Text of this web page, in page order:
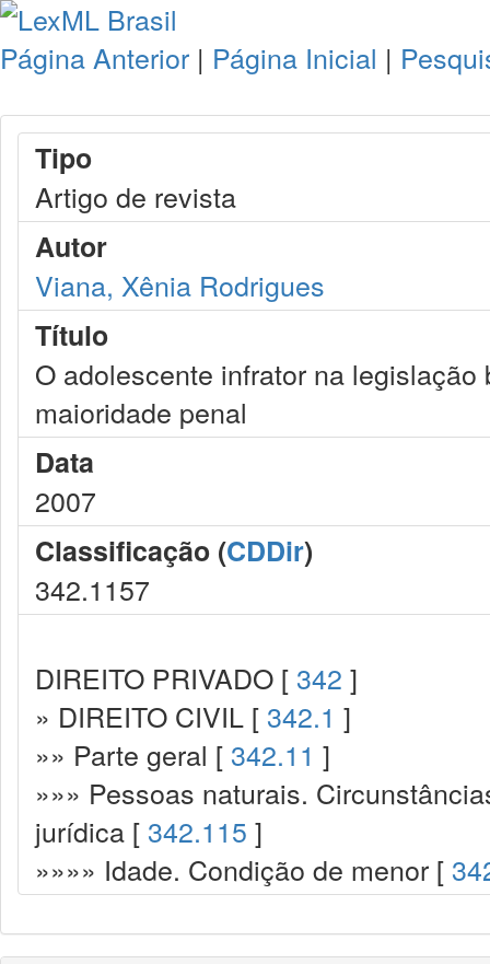
Página Anterior | Página Inicial |
Tipo
Artigo de revista
Autor
Viana, Xênia Rodrigues
Título
O adolescente infrator na
maioridade penal
Data
2007
Classificação (CDDir)
342.1157
DIREITO PRIVADO [ 342 ]
» DIREITO CIVIL [ 342.1 ]
»» Parte geral [ 342.11 ]
»»» Pessoas naturais.
jurídica [ 342.115 ]
»»»» Idade. Condição de menor [